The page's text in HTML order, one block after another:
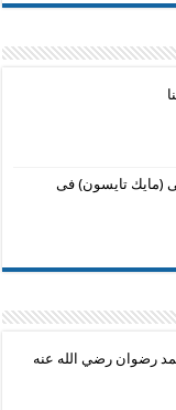
(مايك تايسون) فى
رضوان رضي الله عنه